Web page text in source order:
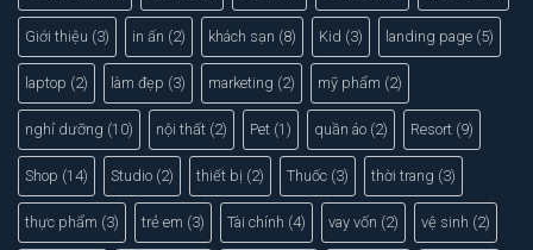
Giới thiệu (3) in ấn (2) khách sạn (8) Kid (3) landing page (5)
laptop (2) làm đẹp (3) marketing (2) mỹ phẩm (2)
nghỉ dưỡng (10) nội thất (2) Pet (1) quần áo (2) Resort (9)
Shop (14) Studio (2) thiết bị (2) Thuốc (3) thời trang (3)
thực phẩm (3) trẻ em (3) Tài chính (4) vay vốn (2) vệ sinh (2)